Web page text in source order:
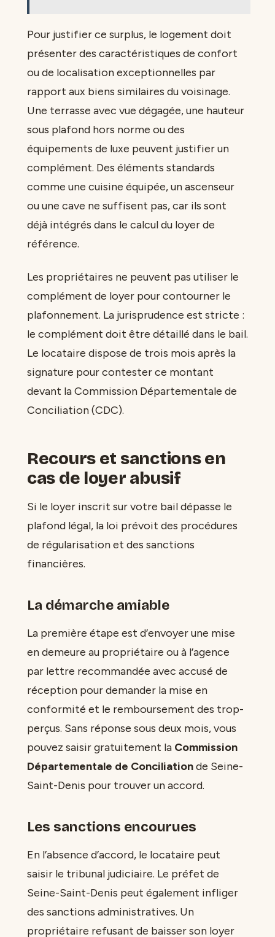
Pour justifier ce surplus, le logement doit
présenter des caractéristiques de confort
ou de localisation exceptionnelles par
rapport aux biens similaires du voisinage.
Une terrasse avec vue dégagée, une hauteur
sous plafond hors norme ou des
équipements de luxe peuvent justifier un
complément. Des éléments standards
comme une cuisine équipée, un ascenseur
ou une cave ne suffisent pas, car ils sont
déjà intégrés dans le calcul du loyer de
référence.
Les propriétaires ne peuvent pas utiliser le
complément de loyer pour contourner le
plafonnement. La jurisprudence est stricte :
le complément doit être détaillé dans le bail.
Le locataire dispose de trois mois après la
signature pour contester ce montant
devant la Commission Départementale de
Conciliation (CDC).
Recours et sanctions en
cas de loyer abusif
Si le loyer inscrit sur votre bail dépasse le
plafond légal, la loi prévoit des procédures
de régularisation et des sanctions
financières.
La démarche amiable
La première étape est d’envoyer une mise
en demeure au propriétaire ou à l’agence
par lettre recommandée avec accusé de
réception pour demander la mise en
conformité et le remboursement des trop-
perçus. Sans réponse sous deux mois, vous
pouvez saisir gratuitement la Commission
Départementale de Conciliationde Seine-
Saint-Denis pour trouver un accord.
Les sanctions encourues
En l’absence d’accord, le locataire peut
saisir le tribunal judiciaire. Le préfet de
Seine-Saint-Denis peut également infliger
des sanctions administratives. Un
propriétaire refusant de baisser son loyer